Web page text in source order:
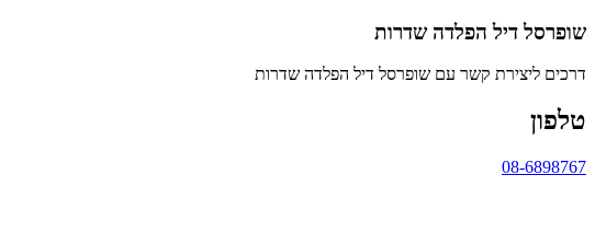
שופרסל דיל הפלדה שדרות
דרכים ליצירת קשר עם שופרסל דיל הפלדה שדרות
טלפון
08-6898767